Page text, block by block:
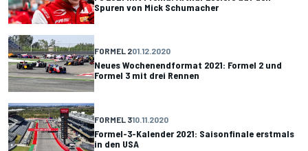
Spuren von Mick Schumacher
FORMEL 201.12.2020
Neues Wochenendformat 2021: Formel 2 und
Formel 3 mit drei Rennen
FORMEL 310.11.2020
Formel-3-Kalender 2021: Saisonfinale erstmals
in den USA